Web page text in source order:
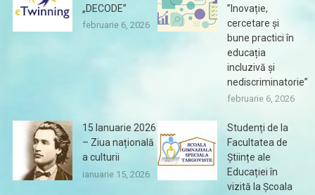
„DECODE”
februarie 6, 2026
”Inovație,
cercetare și
bune practici în
educația
incluzivă și
nediscriminatorie”
februarie 6, 2026
15 Ianuarie 2026
– Ziua națională
a culturii
ianuarie 15, 2026
Studenți de la
Facultatea de
Științe ale
Educației în
vizită la Școala